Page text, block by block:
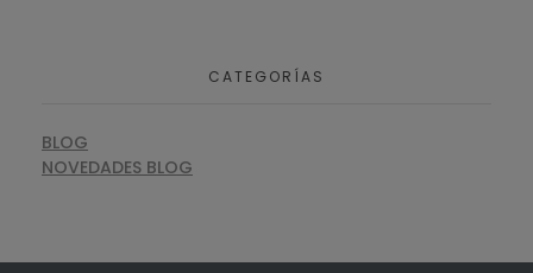
CATEGORÍAS
BLOG
NOVEDADES BLOG